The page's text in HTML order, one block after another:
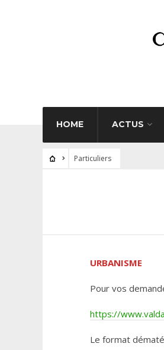
HOME ACTUS
Particuliers
URBANISME
Pour vos
https://
Le format